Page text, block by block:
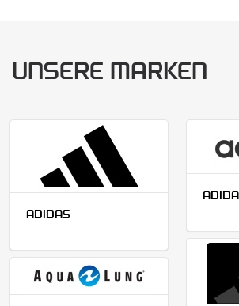
UNSERE MARKEN
ADIDAS